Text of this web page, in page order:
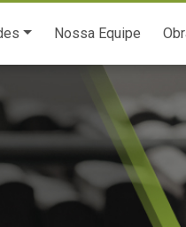
Nossa Equipe